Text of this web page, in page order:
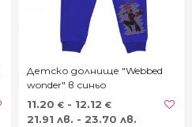
Детско долнище "Webbed
wonder" в синьо
11.20 € - 12.12 €
21.91 лв. - 23.70 лв.